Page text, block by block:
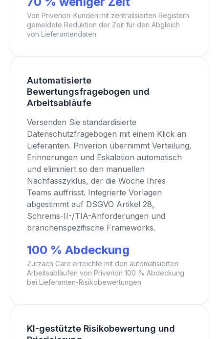
Von Priverion-Kunden mit zentralisierten Registern
gemeldete Reduktion der Zeit für den Abgleich
von Lieferantendaten
Automatisierte
Bewertungsfragebogen und
Arbeitsabläufe
Versenden Sie standardisierte
Datenschutzfragebogen mit einem Klick an
Lieferanten. Priverion übernimmt Verteilung,
Erinnerungen und Eskalation automatisch
und eliminiert so den manuellen
Nachfasszyklus, der die Woche Ihres
Teams auffrisst. Integrierte Vorlagen
abgestimmt auf DSGVO Artikel 28,
Schrems-II-/TIA-Anforderungen und
branchenspezifische Frameworks.
100 % Abdeckung
Zurzach Care erreichte mit den automatisierten
Arbeitsabläufen von Priverion 100 % Abdeckung
bei Lieferanten-Risikobewertungen
KI-gestützte Risikobewertung und